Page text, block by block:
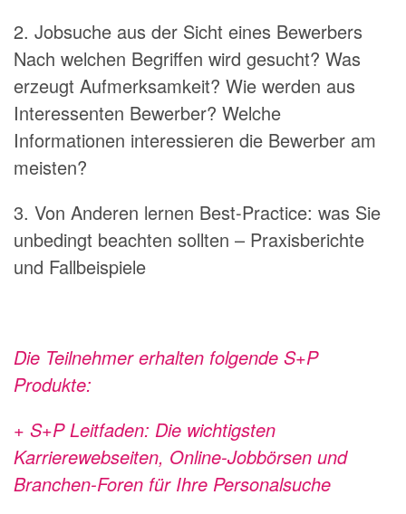
2. Jobsuche aus der Sicht eines Bewerbers
Nach welchen Begriffen wird gesucht? Was
erzeugt Aufmerksamkeit? Wie werden aus
Interessenten Bewerber? Welche
Informationen interessieren die Bewerber am
meisten?
3. Von Anderen lernen Best-Practice: was Sie
unbedingt beachten sollten – Praxisberichte
und Fallbeispiele
Die Teilnehmer erhalten folgende S+P
Produkte:
+ S+P Leitfaden: Die wichtigsten
Karrierewebseiten, Online-Jobbörsen und
Branchen-Foren für Ihre Personalsuche